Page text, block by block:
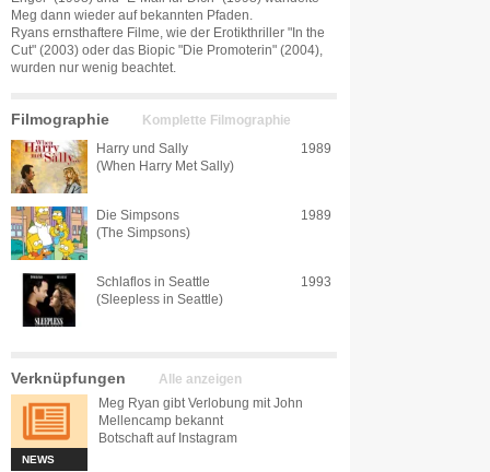
Meg dann wieder auf bekannten Pfaden.
Ryans ernsthaftere Filme, wie der Erotikthriller "In the
Cut" (2003) oder das Biopic "Die Promoterin" (2004),
wurden nur wenig beachtet.
Filmographie Komplette Filmographie
Harry und Sally
(When Harry Met Sally)
1989
Die Simpsons
(The Simpsons)
1989
Schlaflos in Seattle
(Sleepless in Seattle)
1993
Verknüpfungen Alle anzeigen
NEWS
Meg Ryan gibt Verlobung mit John
Mellencamp bekannt
Botschaft auf Instagram